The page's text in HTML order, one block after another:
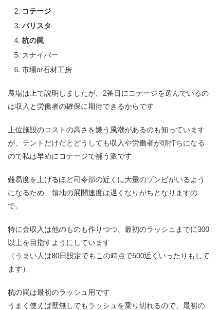
コテージ
バリスタ
杭の罠
スナイパー
市場or石材工房
農場は上で説明しましたが、2番目にコテージを選んでいるの
は収入と労働者の確保に期待できるからです
上位施設のコストの高さを嫌う風潮があるのも知っています
が、テントだけだとどうしても収入や労働者が頭打ちになる
ので私は早めにコテージで補う派です
難易度を上げるほど司令部の近くに大量のゾンビがいるよう
になるため、領地の展開速度は遅くなりがちとなりますの
で。
特に金収入は他のものも作りつつ、最初のラッシュまでに300
以上を目指すようにしています
（うまい人は80日設定でもこの時点で500近くいったりもして
ます）
杭の罠は最初のラッシュ用です
うまく使えば壁無しでもラッシュを乗り切れるので、最初の